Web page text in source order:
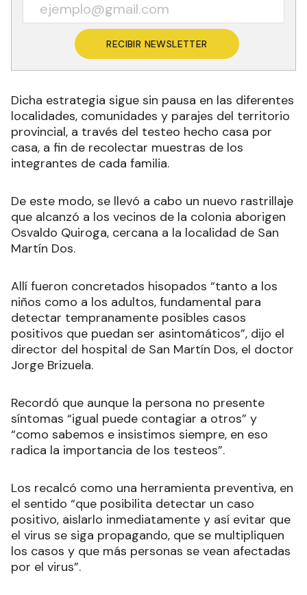
RECIBIR NEWSLETTER
Dicha estrategia sigue sin pausa en las diferentes
localidades, comunidades y parajes del territorio
provincial, a través del testeo hecho casa por
casa, a fin de recolectar muestras de los
integrantes de cada familia.
De este modo, se llevó a cabo un nuevo rastrillaje
que alcanzó a los vecinos de la colonia aborigen
Osvaldo Quiroga, cercana a la localidad de San
Martín Dos.
Allí fueron concretados hisopados “tanto a los
niños como a los adultos, fundamental para
detectar tempranamente posibles casos
positivos que puedan ser asintomáticos”, dijo el
director del hospital de San Martín Dos, el doctor
Jorge Brizuela.
Recordó que aunque la persona no presente
síntomas “igual puede contagiar a otros” y
“como sabemos e insistimos siempre, en eso
radica la importancia de los testeos”.
Los recalcó como una herramienta preventiva, en
el sentido “que posibilita detectar un caso
positivo, aislarlo inmediatamente y así evitar que
el virus se siga propagando, que se multipliquen
los casos y que más personas se vean afectadas
por el virus”.